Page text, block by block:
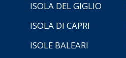
ISOLA DEL GIGLIO
ISOLA DI CAPRI
ISOLE BALEARI